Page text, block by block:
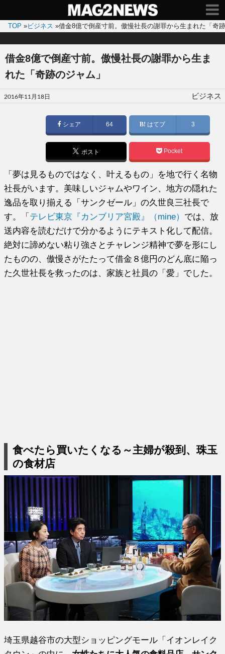
TOP »ビジネス »借金8億で倒産寸前。傲慢社長の謝罪から生まれた「奇
借金8億で倒産寸前。傲慢社長の謝罪から生ま
れた「奇跡のジャム」
投
稿
2016年11月18日 ビジネス
シェア 64 はてブ 3
ポスト Pocket
「夢は見るものではなく、叶えるもの」を地で行く名物
社長がいます。美味しいジャムやワイン、地方の隠れた
逸品を取り揃える「サンクゼール」の久世良三社長で
す。「 テレビ東京『カンブリア宮殿』（mine） では、放
送内容を読むだけで分かるようにテキスト化して配信。
絶対に諦めない粘り強さとチャレンジ精神で夢を形にし
たものの、傲慢さがたたって借金８億円のどん底に陥っ
た久世社長を救ったのは、家族と社員の「愛」でした。
食べたら買いたくなる～主婦が殺到、珠玉
の食材店
埼玉県越谷市の大型ショッピングモール「イオンレイク